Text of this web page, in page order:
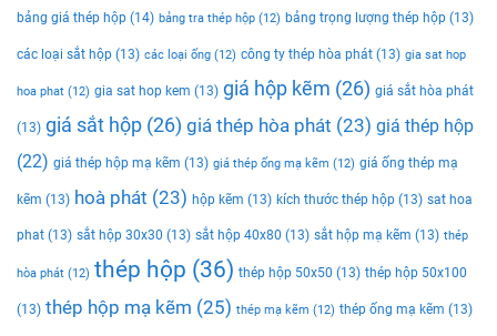
bảng giá thép hộp (14) bảng tra thép hộp (12) bảng trọng lượng thép hộp (13)
các loại sắt hộp (13) các loại ống (12) công ty thép hòa phát (13) gia sat hop
hoa phat (12) gia sat hop kem (13) giá hộp kẽm (26) giá sắt hòa phát
(13) giá sắt hộp (26) giá thép hòa phát (23) giá thép hộp
(22) giá thép hộp mạ kẽm (13) giá thép ống mạ kẽm (12) giá ống thép mạ
kẽm (13) hoà phát (23) hộp kẽm (13) kích thước thép hộp (13) sat hoa
phat (13) sắt hộp 30x30 (13) sắt hộp 40x80 (13) sắt hộp mạ kẽm (13) thép
hòa phát (12) thép hộp (36) thép hộp 50x50 (13) thép hộp 50x100
(13) thép hộp mạ kẽm (25) thép mạ kẽm (12) thép ống mạ kẽm (13)